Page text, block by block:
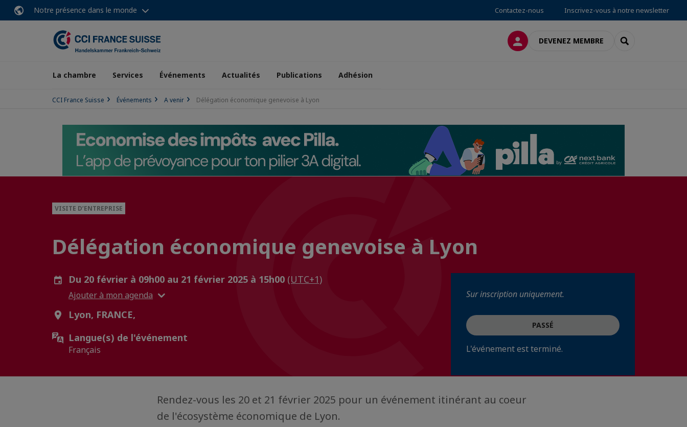
Notre présence dans le monde Contactez-nous Inscrivez-vous à notre newsletter
CONNEXIONDEVENEZ MEMBRE RECHERCHER
La chambre Services Événements Actualités Publications Adhésion
CCI France Suisse Événements A venir Délégation économique genevoise à Lyon
VISITE D’ENTREPRISE
Délégation économique genevoise à Lyon
Du 20 février à 09h00 au 21 février 2025 à 15h00 (UTC+1)
Ajouter à mon agenda
Lyon, FRANCE,
Langue(s) de l'événement
Français
Sur inscription uniquement.
PASSÉ
L'événement est terminé.
Rendez-vous les 20 et 21 février 2025 pour un événement itinérant au coeur
de l'écosystème économique de Lyon.